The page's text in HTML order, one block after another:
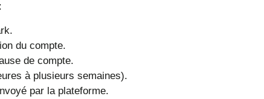
du compte.
de compte.
à plusieurs semaines).
par la plateforme.